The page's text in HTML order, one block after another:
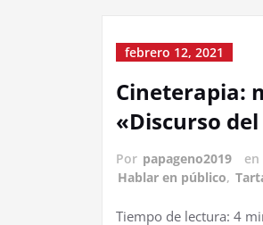
febrero 12, 2021
Cineterapia:
«Discurso del
Por papageno2019 en
Hablar en público,
Tiempo de lectura: 4